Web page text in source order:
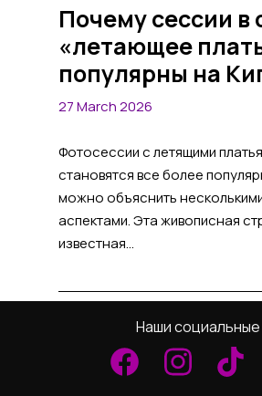
Почему сессии в
«летающее
популярны на
27 March 2026
Фотосессии с летящими
становятся все более
можно объяснить
аспектами. Эта живописная
известная...
Наши социальные